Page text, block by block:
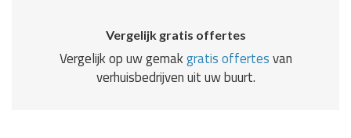
Vergelijk gratis offertes
Vergelijk op uw gemakgratis offertesvan
verhuisbedrijven uit uw buurt.